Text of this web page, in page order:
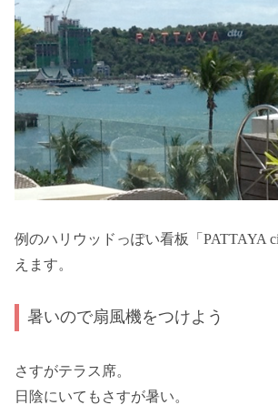
例のハリウッドっぽい看板「PATTAYA
えます。
暑いので扇風機をつけよう
さすがテラス席。
日陰にいてもさすが暑い。